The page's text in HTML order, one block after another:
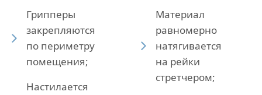
Грипперы
закрепляются
по периметру
помещения;
Настилается
Материал
равномерно
натягивается
на рейки
стретчером;